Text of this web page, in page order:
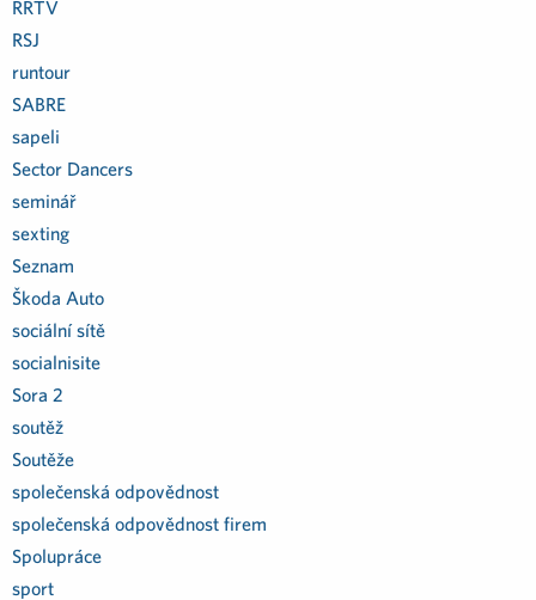
RRTV
RSJ
runtour
SABRE
sapeli
Sector Dancers
seminář
sexting
Seznam
Škoda Auto
sociální sítě
socialnisite
Sora 2
soutěž
Soutěže
společenská odpovědnost
společenská odpovědnost firem
Spolupráce
sport